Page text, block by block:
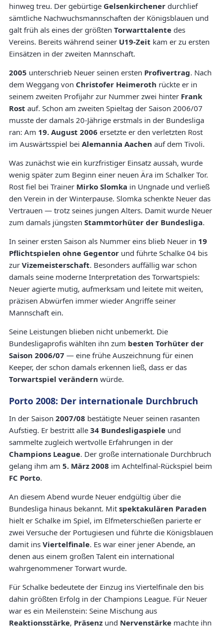
hinweg treu. Der gebürtige Gelsenkirchener durchlief
sämtliche Nachwuchsmannschaften der Königsblauen und
galt früh als eines der größten Torwarttalente des
Vereins. Bereits während seiner U19-Zeit kam er zu ersten
Einsätzen in der zweiten Mannschaft.
2005 unterschrieb Neuer seinen ersten Profivertrag. Nach
dem Weggang von Christofer Heimeroth rückte er in
seinem zweiten Profijahr zur Nummer zwei hinter Frank
Rost auf. Schon am zweiten Spieltag der Saison 2006/07
musste der damals 20-Jährige erstmals in der Bundesliga
ran: Am 19. August 2006 ersetzte er den verletzten Rost
im Auswärtsspiel bei Alemannia Aachen auf dem Tivoli.
Was zunächst wie ein kurzfristiger Einsatz aussah, wurde
wenig später zum Beginn einer neuen Ära im Schalker Tor.
Rost fiel bei Trainer Mirko Slomka in Ungnade und verließ
den Verein in der Winterpause. Slomka schenkte Neuer das
Vertrauen — trotz seines jungen Alters. Damit wurde Neuer
zum damals jüngsten Stammtorhüter der Bundesliga.
In seiner ersten Saison als Nummer eins blieb Neuer in 19
Pflichtspielen ohne Gegentor und führte Schalke 04 bis
zur Vizemeisterschaft. Besonders auffällig war schon
damals seine moderne Interpretation des Torwartspiels:
Neuer agierte mutig, aufmerksam und leitete mit weiten,
präzisen Abwürfen immer wieder Angriffe seiner
Mannschaft ein.
Seine Leistungen blieben nicht unbemerkt. Die
Bundesligaprofis wählten ihn zum besten Torhüter der
Saison 2006/07 — eine frühe Auszeichnung für einen
Keeper, der schon damals erkennen ließ, dass er das
Torwartspiel verändern würde.
Porto 2008: Der internationale Durchbruch
In der Saison 2007/08 bestätigte Neuer seinen rasanten
Aufstieg. Er bestritt alle 34 Bundesligaspiele und
sammelte zugleich wertvolle Erfahrungen in der
Champions League. Der große internationale Durchbruch
gelang ihm am 5. März 2008 im Achtelfinal-Rückspiel beim
FC Porto.
An diesem Abend wurde Neuer endgültig über die
Bundesliga hinaus bekannt. Mit spektakulären Paraden
hielt er Schalke im Spiel, im Elfmeterschießen parierte er
zwei Versuche der Portugiesen und führte die Königsblauen
damit ins Viertelfinale. Es war einer jener Abende, an
denen aus einem großen Talent ein international
wahrgenommener Torwart wurde.
Für Schalke bedeutete der Einzug ins Viertelfinale den bis
dahin größten Erfolg in der Champions League. Für Neuer
war es ein Meilenstein: Seine Mischung aus
Reaktionsstärke, Präsenz und Nervenstärke machte ihn